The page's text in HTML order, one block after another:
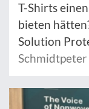
T-Shirts
bieten
Solution
Schmidtpeter